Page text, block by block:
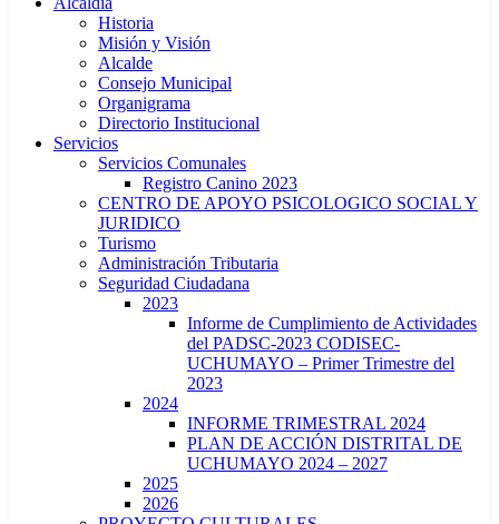
Historia
Misión y Visión
Alcalde
Consejo Municipal
Organigrama
Directorio Institucional
Servicios
Servicios Comunales
Registro Canino 2023
CENTRO DE APOYO PSICOLOGICO SOCIAL Y
JURIDICO
Turismo
Administración Tributaria
Seguridad Ciudadana
2023
Informe de Cumplimiento de Actividades
del PADSC-2023 CODISEC-
UCHUMAYO – Primer Trimestre del
2023
2024
INFORME TRIMESTRAL 2024
PLAN DE ACCIÓN DISTRITAL DE
UCHUMAYO 2024 – 2027
2025
2026